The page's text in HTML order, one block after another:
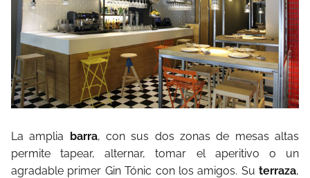
La amplia barra, con sus dos zonas de mesas altas
permite tapear, alternar, tomar el aperitivo o un
agradable primer Gin Tónic con los amigos. Su terraza,